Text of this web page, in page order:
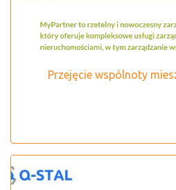
Przejęcie wspólnoty